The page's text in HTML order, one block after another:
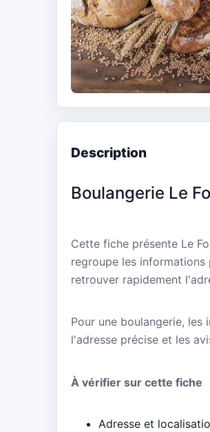
Description
Boulangerie Le
Cette fiche présente Le
regroupe les
retrouver rapidement
Pour une boulangerie,
l'adresse précise et les
À vérifier sur cette fiche
Adresse et